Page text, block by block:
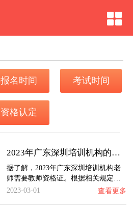
报名时间 考试时间
资格认定
2023年广东深圳培训机构的老师需要教师证吗？…
据了解，2023年广东深圳培训机构老
师需要教师资格证。根据相关规定…
2023-03-01
查看更多